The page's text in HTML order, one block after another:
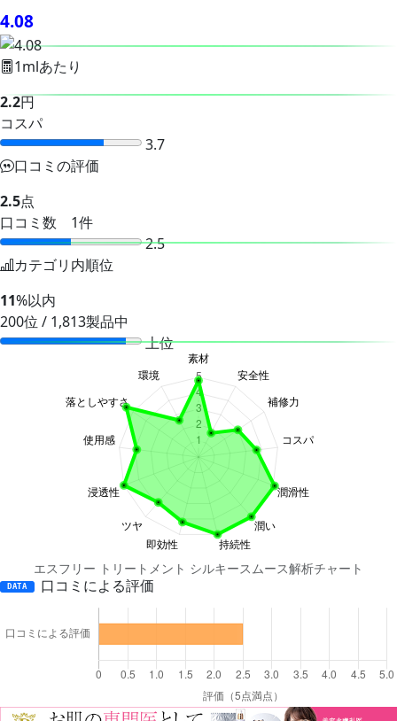
4.08
1mlあたり
2.2円
コスパ
3.7
口コミの評価
2.5点
口コミ数 1件
2.5
カテゴリ内順位
11%以内
200位 / 1,813製品中
上位
エスフリー トリートメント シルキースムース解析チャート
DATA 口コミによる評価